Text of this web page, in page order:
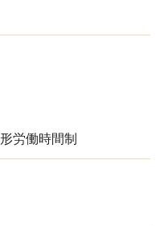
労働時間制